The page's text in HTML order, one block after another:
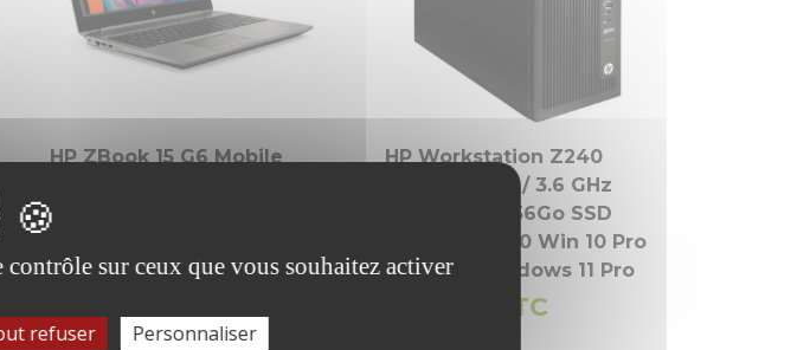
HP ZBook 15 G6 Mobile
9750H / 2.6 GHz Win 10
32Go RAM 512 Go SSD (16
TLC 15
HP Workstation Z240
Core i7 7700 / 3.6 GHz
32Go 1To + 256Go SSD
Quadro P2000 Win 10 Pro
64 bits / Windows 11 Pro
TTC
sur ceux que vous souhaitez activer
refuser Personnaliser